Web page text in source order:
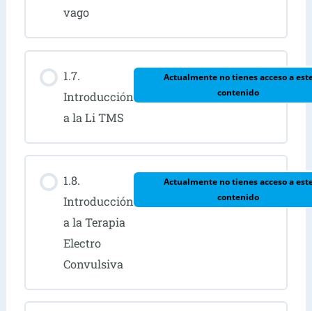
vago
1.7.
Introducción
a la Li TMS
Actualmente no tienes acceso a
contenido
1.8.
Introducción
a la Terapia
Electro
Convulsiva
Actualmente no tienes acceso a
contenido